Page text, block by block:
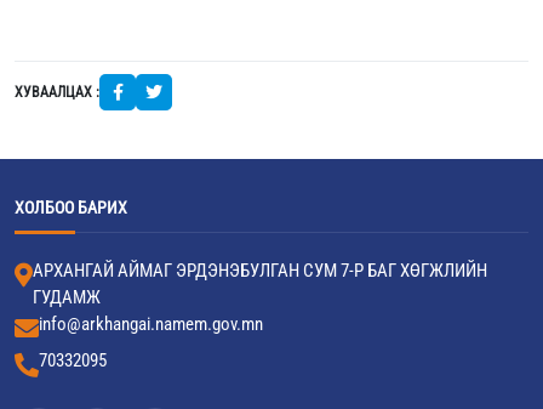
ХУВААЛЦАХ :
ХОЛБОО БАРИХ
АРХАНГАЙ АЙМАГ ЭРДЭНЭБУЛГАН СУМ 7-Р БАГ ХӨГЖЛИЙН
ГУДАМЖ
info@arkhangai.namem.gov.mn
70332095